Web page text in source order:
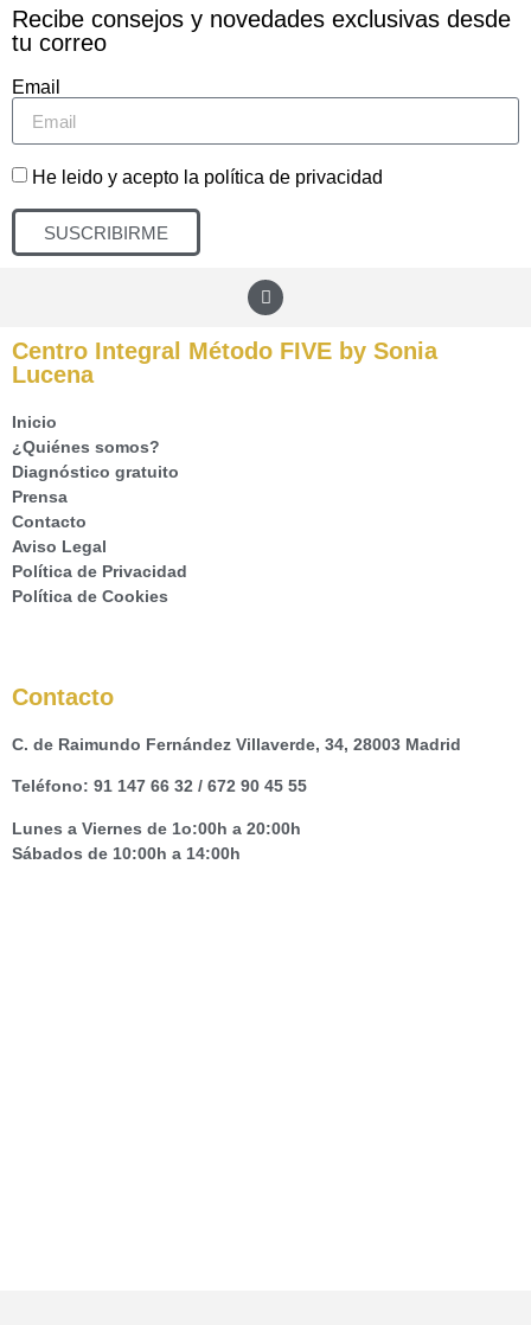
Recibe consejos y novedades exclusivas desde
tu correo
Email
He leido y acepto la política de privacidad
SUSCRIBIRME
Centro Integral Método FIVE by Sonia
Lucena
Inicio
¿Quiénes somos?
Diagnóstico gratuito
Prensa
Contacto
Aviso Legal
Política de Privacidad
Política de Cookies
Contacto
C. de Raimundo Fernández Villaverde, 34, 28003 Madrid
Teléfono: 91 147 66 32 / 672 90 45 55
Lunes a Viernes de 1o:00h a 20:00h
Sábados de 10:00h a 14:00h